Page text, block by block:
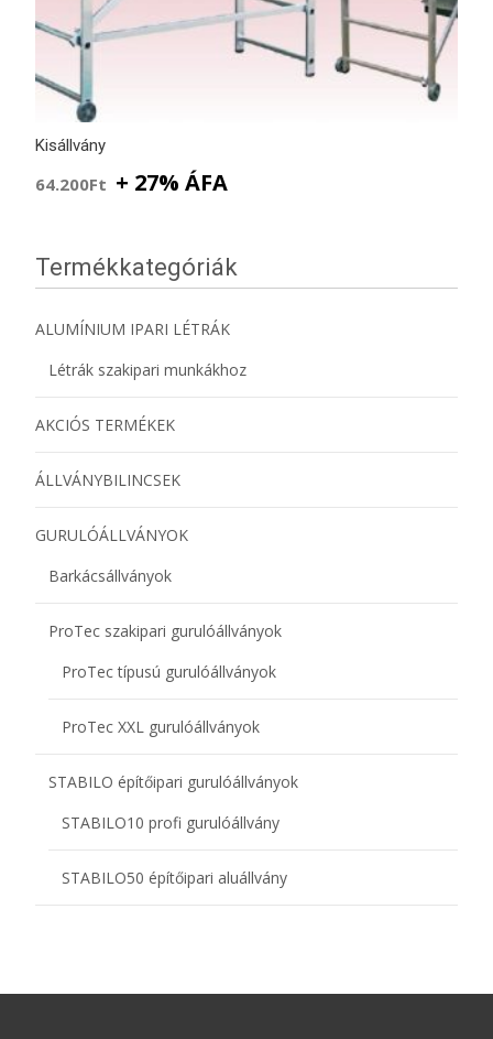
Kisállvány
64.200Ft + 27% ÁFA
Termékkategóriák
ALUMÍNIUM IPARI LÉTRÁK
Létrák szakipari munkákhoz
AKCIÓS TERMÉKEK
ÁLLVÁNYBILINCSEK
GURULÓÁLLVÁNYOK
Barkácsállványok
ProTec szakipari gurulóállványok
ProTec típusú gurulóállványok
ProTec XXL gurulóállványok
STABILO építőipari gurulóállványok
STABILO10 profi gurulóállvány
STABILO50 építőipari aluállvány